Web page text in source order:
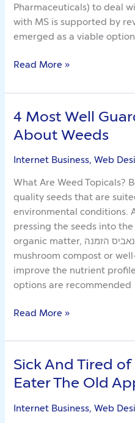
Pharmaceuticals) to deal
with MS is supported by
emerged as a viable
Read More »
4 Most Well
About Weeds
Internet Business, Web
What Are Weed Topicals?
quality seeds that are
environmental conditions.
pressing the seeds into
organic matter, קנאביס הזמנה (telegrass2u.com) like
mushroom compost or
improve the nutrient
options are recommended
4
Most
Well
Guarded
About
Weeds
Read More »
Sick And Tired
Eater The Old
Internet Business, Web
Sick
And
Tired
of